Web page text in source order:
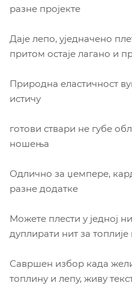
разне пројекте
Даје лепо, уједначено
притом остаје лагано и
Природна еластичност
истичу
готови ствари не губе
ношења
Одлично за џемпере,
разне додатке
Можете плести у једној
дуплирати нит за топлије
Савршен избор када
топлину и лепу, живу